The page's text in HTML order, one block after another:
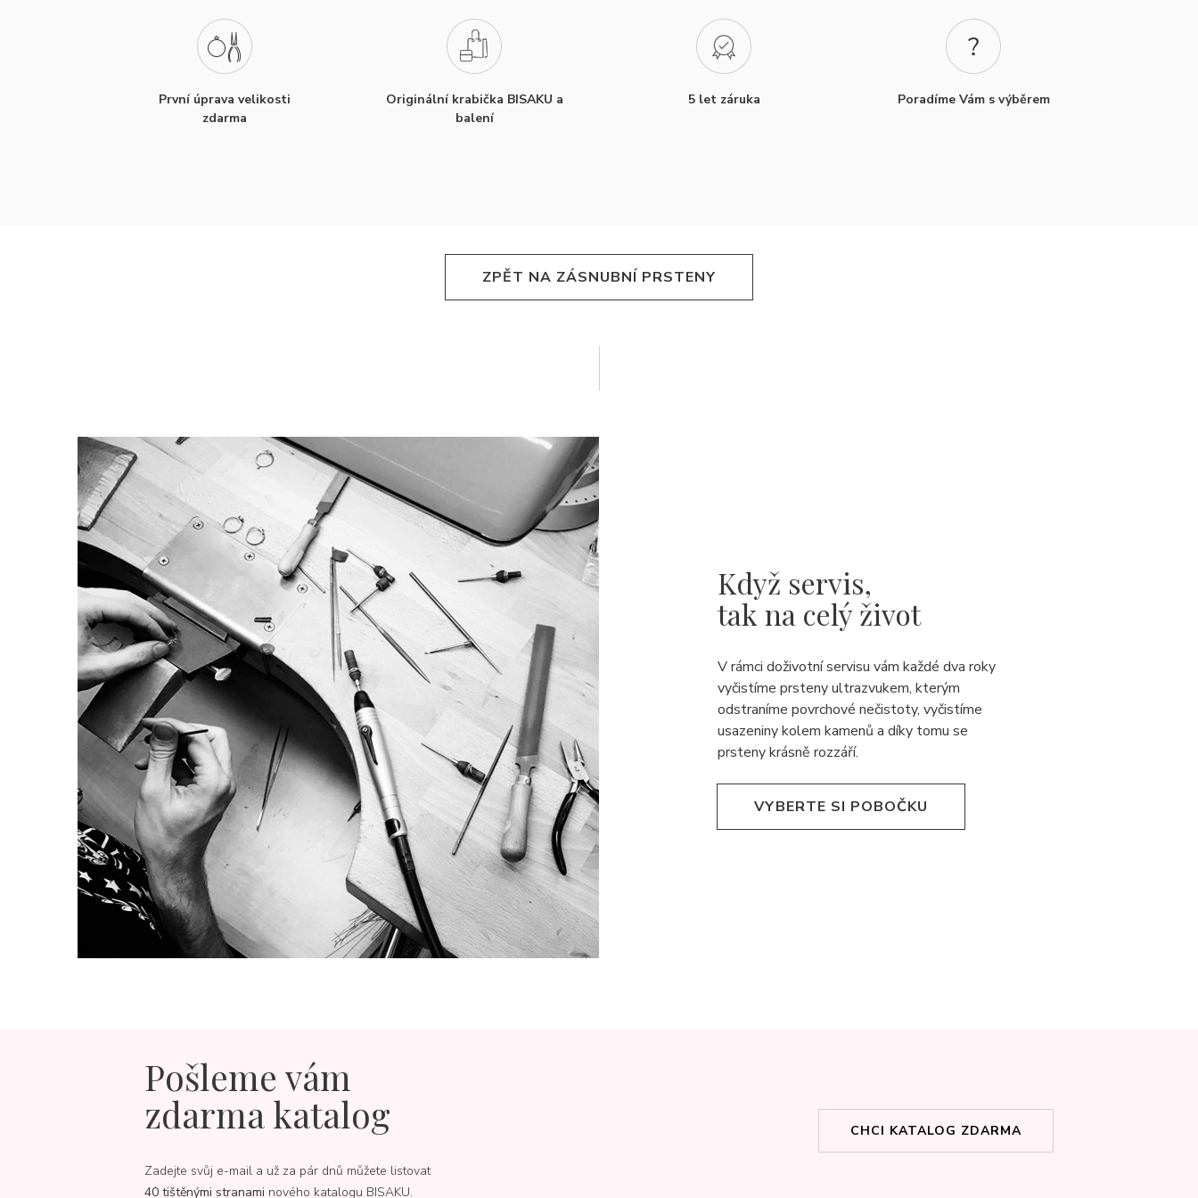
První úprava velikosti
zdarma
Originální krabička BISAKU a
balení
5 let záruka Poradíme Vám s výběrem
ZPĚT NA ZÁSNUBNÍ PRSTENY
Když servis,
tak na celý život
V rámci doživotní servisu vám každé dva roky
vyčistíme prsteny ultrazvukem, kterým
odstraníme povrchové nečistoty, vyčistíme
usazeniny kolem kamenů a díky tomu se
prsteny krásně rozzáří.
VYBERTE SI POBOČKU
Pošleme vám
zdarma katalog
Zadejte svůj e-mail a už za pár dnů můžete listovat
40 tištěnými stranami nového katalogu BISAKU.
CHCI KATALOG ZDARMA